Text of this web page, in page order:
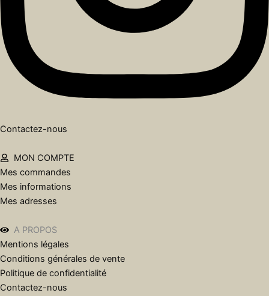
Contactez-nous
MON COMPTE
Mes commandes
Mes informations
Mes adresses
A PROPOS
Mentions légales
Conditions générales de vente
Politique de confidentialité
Contactez-nous